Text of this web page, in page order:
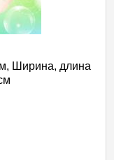
Ширина, длина